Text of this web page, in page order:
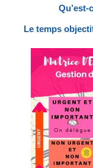
Le temps